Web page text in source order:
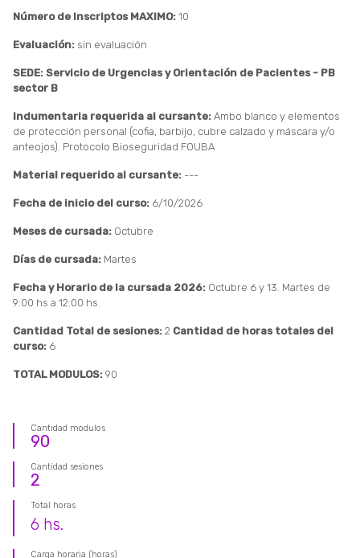
Número de Inscriptos MAXIMO: 10
Evaluación: sin evaluación
SEDE: Servicio de Urgencias y Orientación de Pacientes - PB
sector B
Indumentaria requerida al cursante: Ambo blanco y elementos
de protección personal (cofia, barbijo, cubre calzado y máscara y/o
anteojos). Protocolo Bioseguridad FOUBA
Material requerido al cursante: ---
Fecha de inicio del curso: 6/10/2026
Meses de cursada: Octubre
Días de cursada: Martes
Fecha y Horario de la cursada 2026: Octubre 6 y 13. Martes de
9:00 hs a 12:00 hs.
Cantidad Total de sesiones: 2 Cantidad de horas totales del
curso: 6
TOTAL MODULOS: 90
Cantidad modulos
90
Cantidad sesiones
2
Total horas
6 hs.
Carga horaria (horas)